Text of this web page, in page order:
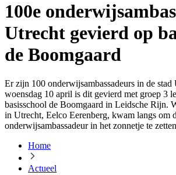
100e
Utrecht gevierd op
de Boomgaard
Er zijn 100 onderwijsambassadeurs in de stad
woensdag 10 april is dit gevierd met groep 3
basisschool de Boomgaard in Leidsche Rijn.
in Utrecht, Eelco Eerenberg, kwam langs om
onderwijsambassadeur in het zonnetje te
Home
Actueel